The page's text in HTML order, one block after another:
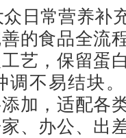
日常营养补
的食品全流
艺，保留蛋
调不易结块
加，适配各
、办公、出